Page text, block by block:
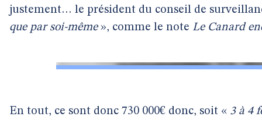
justement… le président du conseil de
que par soi-même», comme le note Le Canard
En tout, ce sont donc 730 000€ donc, soit « 3 à 4